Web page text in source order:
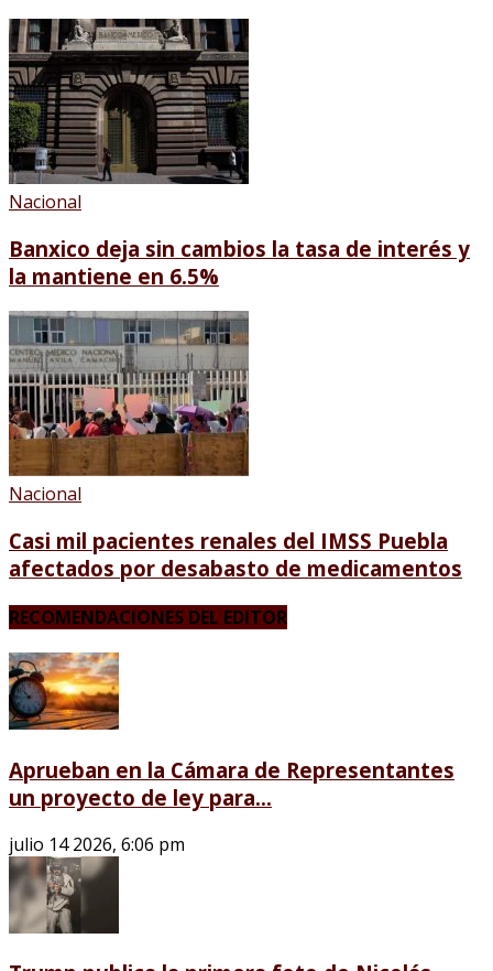
Nacional
Banxico deja sin cambios la tasa de interés y
la mantiene en 6.5%
Nacional
Casi mil pacientes renales del IMSS Puebla
afectados por desabasto de medicamentos
RECOMENDACIONES DEL EDITOR
Aprueban en la Cámara de Representantes
un proyecto de ley para...
julio 14 2026, 6:06 pm